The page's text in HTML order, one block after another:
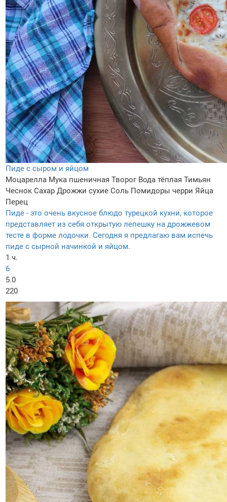
Пиде с сыром и яйцом
Моцарелла Мука пшеничная Творог Вода тёплая Тимьян
Чеснок Сахар Дрожжи сухие Соль Помидоры черри Яйца
Перец
Пиде - это очень вкусное блюдо турецкой кухни, которое
представляет из себя открытую лепешку на дрожжевом
тесте в форме лодочки. Сегодня я предлагаю вам испечь
пиде с сырной начинкой и яйцом.
1 ч.
6
5.0
220